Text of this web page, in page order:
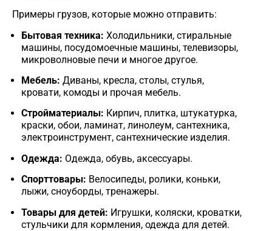
Примеры грузов, которые можно отправить:
Бытовая техника: Холодильники, стиральные
машины, посудомоечные машины, телевизоры,
микроволновые печи и многое другое.
Мебель: Диваны, кресла, столы, стулья,
кровати, комоды и прочая мебель.
Стройматериалы: Кирпич, плитка, штукатурка,
краски, обои, ламинат, линолеум, сантехника,
электроинструмент, сантехнические изделия.
Одежда: Одежда, обувь, аксессуары.
Спорттовары: Велосипеды, ролики, коньки,
лыжи, сноуборды, тренажеры.
Товары для детей: Игрушки, коляски, кроватки,
стульчики для кормления, одежда для детей.